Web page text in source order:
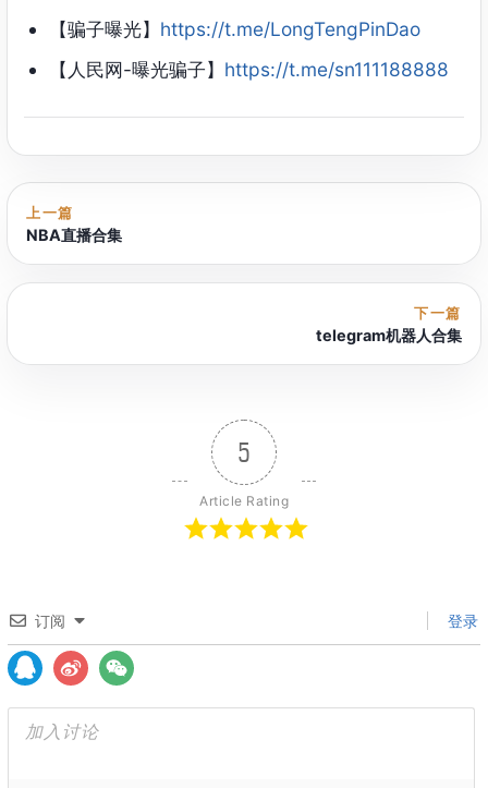
【骗子曝光】 https://t.me/LongTengPinDao
【人民网-曝光骗子】 https://t.me/sn111188888
上一篇
NBA直播合集
下一篇
telegram机器人合集
5
Article Rating
订阅 登录